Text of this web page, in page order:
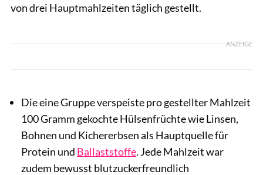
von drei Hauptmahlzeiten täglich gestellt.
ANZEIGE
Die eine Gruppe verspeiste pro gestellter Mahlzeit
100 Gramm gekochte Hülsenfrüchte wie Linsen,
Bohnen und Kichererbsen als Hauptquelle für
Protein und Ballaststoffe. Jede Mahlzeit war
zudem bewusst blutzuckerfreundlich